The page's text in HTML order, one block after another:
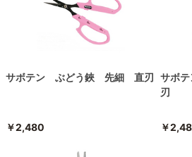
サボテン ぶどう鋏 先細 直刃
￥2,480
サボ
刃
￥